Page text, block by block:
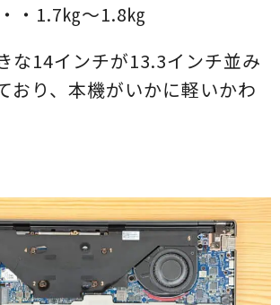
・1.7㎏～1.8㎏
な14インチが13.3インチ並み
おり、本機がいかに軽いかわ